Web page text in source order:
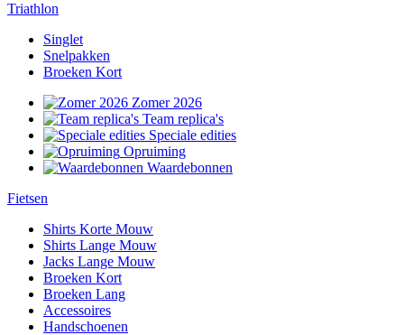
Triathlon
Singlet
Snelpakken
Broeken Kort
Zomer 2026
Team replica's
Speciale edities
Opruiming
Waardebonnen
Fietsen
Shirts Korte Mouw
Shirts Lange Mouw
Jacks Lange Mouw
Broeken Kort
Broeken Lang
Accessoires
Handschoenen